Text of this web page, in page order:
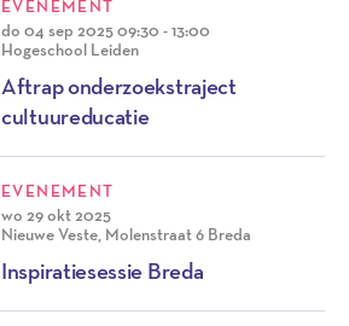
EVENEMENT
do 04 sep 202509:30 - 13:00
Hogeschool Leiden
Aftrap onderzoekstraject
cultuureducatie
EVENEMENT
wo 29 okt 2025
Nieuwe Veste, Molenstraat 6 Breda
Inspiratiesessie Breda